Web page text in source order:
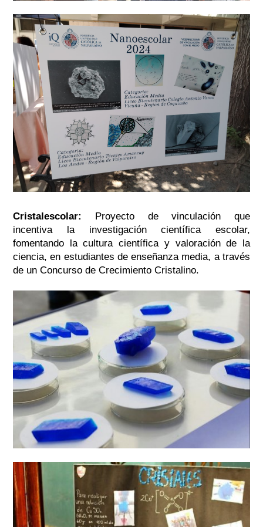
Cristalescolar: Proyecto de vinculación que
incentiva la investigación científica escolar,
fomentando la cultura científica y valoración de la
ciencia, en estudiantes de enseñanza media, a través
de un Concurso de Crecimiento Cristalino.